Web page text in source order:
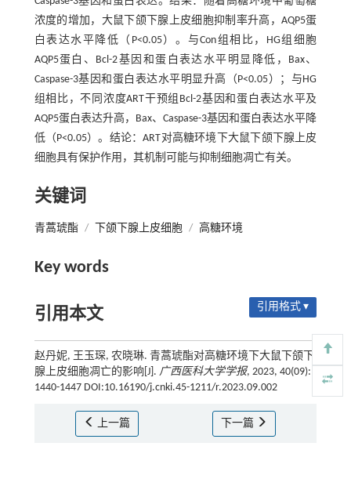
浓度的增加，大鼠下颌下腺上皮细胞抑制率升高，AQP5蛋
白表达水平降低（P<0.05）。与Con组相比，HG组细胞
AQP5蛋白、Bcl-2基因和蛋白表达水平明显降低，Bax、
Caspase-3基因和蛋白表达水平明显升高（P<0.05）；与HG
组相比，不同浓度ART干预组Bcl-2基因和蛋白表达水平及
AQP5蛋白表达升高，Bax、Caspase-3基因和蛋白表达水平降
低（P<0.05）。结论：ART对高糖环境下大鼠下颌下腺上皮
细胞具有保护作用，其机制可能与抑制细胞凋亡有关。
关键词
青蒿琥酯 / 下颌下腺上皮细胞 / 高糖环境
Key words
引用本文 引用格式 ▾
赵丹妮, 王玉琛, 农晓琳. 青蒿琥酯对高糖环境下大鼠下颌下
腺上皮细胞凋亡的影响[J]. 广西医科大学学报, 2023, 40(09):
1440-1447 DOI:10.16190/j.cnki.45-1211/r.2023.09.002
上一篇 下一篇